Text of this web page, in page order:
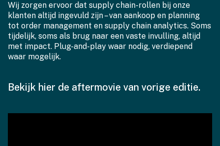
Wij zorgen ervoor dat supply chain-rollen bij onze
klanten altijd ingevuld zijn – van aankoop en planning
tot order management en supply chain analytics. Soms
tijdelijk, soms als brug naar een vaste invulling, altijd
met impact. Plug-and-play waar nodig, verdiepend
waar mogelijk.
Bekijk hier de aftermovie van vorige editie.